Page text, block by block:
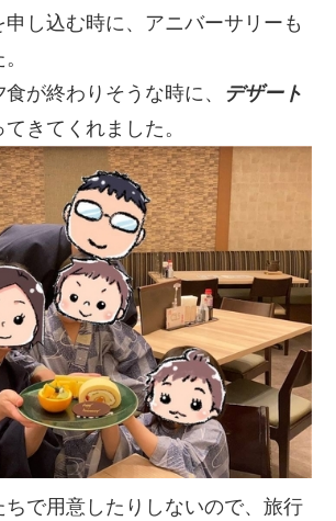
し込む時に、アニバーサリーも
が終わりそうな時に、 デザート
てきてくれました。
ちで用意したりしないので、旅行